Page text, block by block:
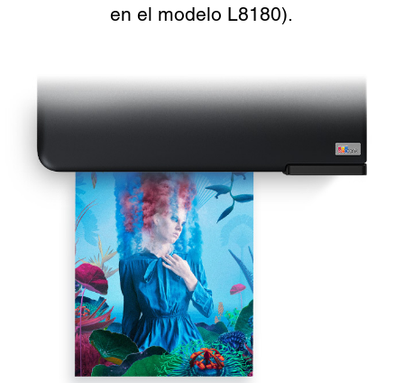
en el modelo L8180).